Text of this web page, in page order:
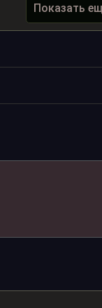
Показать